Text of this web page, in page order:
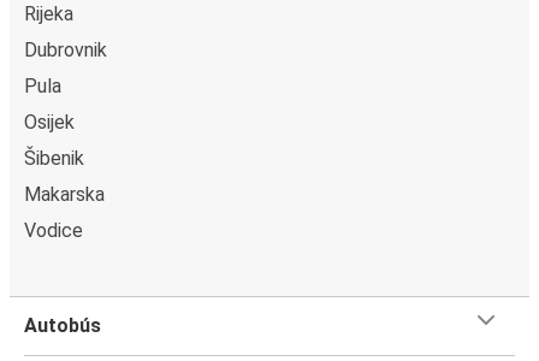
Rijeka
Dubrovnik
Pula
Osijek
Šibenik
Makarska
Vodice
Autobús